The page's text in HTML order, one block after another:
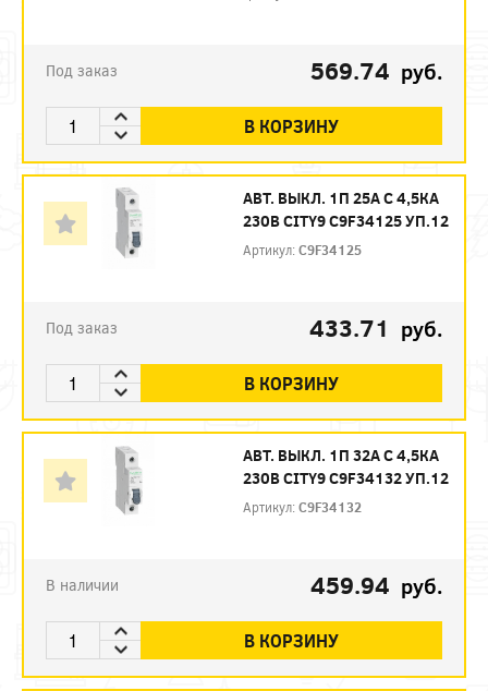
Под заказ 569.74 руб.
В КОРЗИНУ
АВТ. ВЫКЛ. 1П 25А С 4,5КА
230В CITY9 C9F34125 УП.12
Артикул:C9F34125
Под заказ 433.71 руб.
В КОРЗИНУ
АВТ. ВЫКЛ. 1П 32А С 4,5КА
230В CITY9 C9F34132 УП.12
Артикул:C9F34132
В наличии 459.94 руб.
В КОРЗИНУ